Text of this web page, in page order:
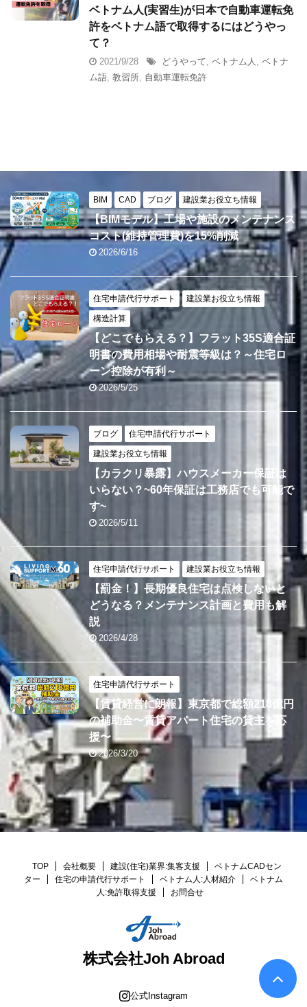
ベトナム人(実習生)が日本で自動車運転免
許をベトナム語で取得するにはどうやっ
て？
2021/9/28 どうやって ベトナム人
ベトナ
ム語 教習所 自動車運転免許
BIM CAD ブログ 建設業お役立ち情報
【BIMモデル】工場や施設のメンテナンス
コスト(維持管理費)を15%削減
2026/6/16
住宅申請代行サポート 建設業お役立ち情報
構造計算
【どこでもらえる？】フラット35S適合証
明書の費用相場や耐震等級は？～住宅ロ
ーン控除が有利～
2026/5/25
ブログ 住宅申請代行サポート
建設業お役立ち情報
【カラクリ暴露】ハウスメーカー保証は
いらない？~60年保証は工務店でも可能で
す~
2026/5/11
住宅申請代行サポート 建設業お役立ち情報
【罰金！】長期優良住宅は点検しないと
どうなる？メンテナンス計画と費用も解
説
2026/4/28
住宅申請代行サポート
【賃貸経営に朗報】東京都で総額218億円
の補助金〜賃貸アパート住宅の貸主を応
援〜
2026/3/20
TOP 会社概要 建設(住宅)業界:集客支援
ベトナムCADセン
ター
住宅の申請代行サポート ベトナム人:人材紹介
ベトナム
人:免許取得支援
お問合せ
株式会社Joh Abroad
公式Instagram